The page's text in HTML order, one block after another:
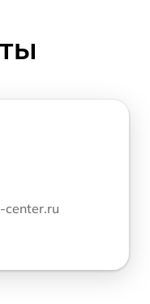
center.ru